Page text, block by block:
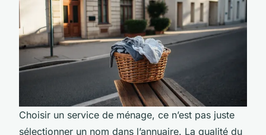
Choisir un service de ménage, ce n’est pas juste
sélectionner un nom dans l’annuaire. La qualité du